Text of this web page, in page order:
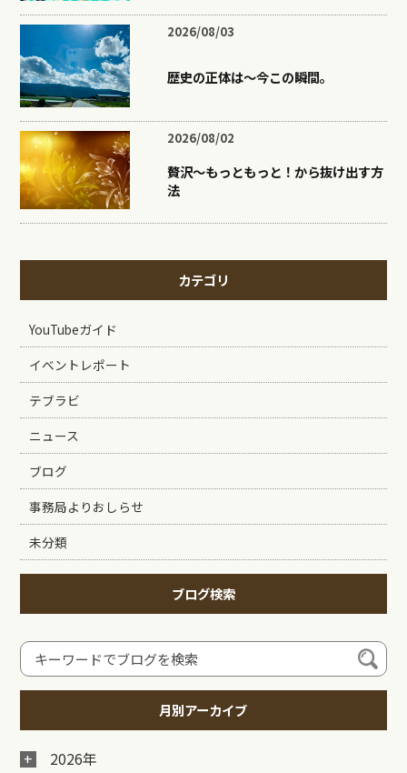
2026/08/03
歴史の正体は〜今この瞬間。
2026/08/02
贅沢〜もっともっと！から抜け出す方
法
カテゴリ
YouTubeガイド
イベントレポート
テブラビ
ニュース
ブログ
事務局よりおしらせ
未分類
ブログ検索
月別アーカイブ
2026年